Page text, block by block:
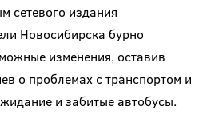
сетевого издания
Новосибирска бурно
изменения, оставив
о проблемах с транспортом и
и забитые автобусы.